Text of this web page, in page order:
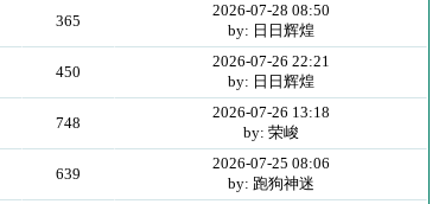
365
2026-07-28 08:50
by: 日日辉煌
450
2026-07-26 22:21
by: 日日辉煌
748
2026-07-26 13:18
by: 荣峻
639
2026-07-25 08:06
by: 跑狗神迷